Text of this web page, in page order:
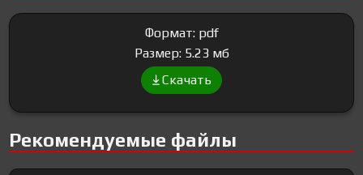
Формат: pdf
Размер: 5.23 мб
Скачать
Рекомендуемые файлы